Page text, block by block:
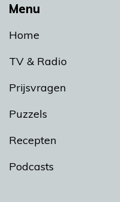
Menu
Home
TV & Radio
Prijsvragen
Puzzels
Recepten
Podcasts